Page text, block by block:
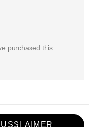
purchased this
AIMER